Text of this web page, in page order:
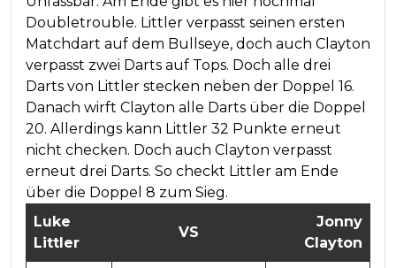
Doubletrouble. Littler verpasst seinen ersten
Matchdart auf dem Bullseye, doch auch Clayton
verpasst zwei Darts auf Tops. Doch alle drei
Darts von Littler stecken neben der Doppel 16.
Danach wirft Clayton alle Darts über die Doppel
20. Allerdings kann Littler 32 Punkte erneut
nicht checken. Doch auch Clayton verpasst
erneut drei Darts. So checkt Littler am Ende
über die Doppel 8 zum Sieg.
Luke
Littler
VS
Jonny
Clayton